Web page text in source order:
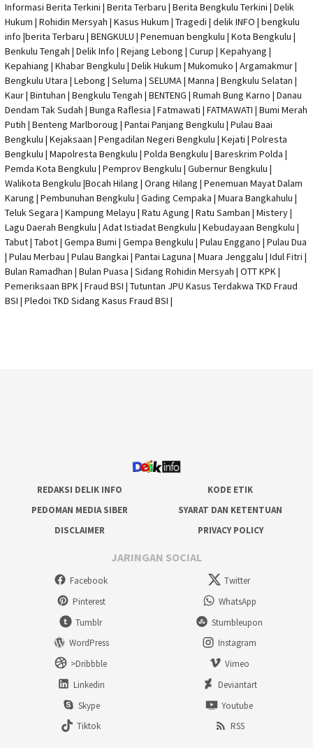
Informasi Berita Terkini | Berita Terbaru | Berita Bengkulu Terkini | Delik
Hukum | Rohidin Mersyah | Kasus Hukum | Tragedi | delik INFO | bengkulu
info |berita Terbaru | BENGKULU | Penemuan bengkulu | Kota Bengkulu |
Benkulu Tengah | Delik Info | Rejang Lebong | Curup | Kepahyang |
Kepahiang | Khabar Bengkulu | Delik Hukum | Mukomuko | Argamakmur |
Bengkulu Utara | Lebong | Seluma | SELUMA | Manna | Bengkulu Selatan |
Kaur | Bintuhan | Bengkulu Tengah | BENTENG | Rumah Bung Karno | Danau
Dendam Tak Sudah | Bunga Raflesia | Fatmawati | FATMAWATI | Bumi Merah
Putih | Benteng Marlboroug | Pantai Panjang Bengkulu | Pulau Baai
Bengkulu | Kejaksaan | Pengadilan Negeri Bengkulu | Kejati | Polresta
Bengkulu | Mapolresta Bengkulu | Polda Bengkulu | Bareskrim Polda |
Pemda Kota Bengkulu | Pemprov Bengkulu | Gubernur Bengkulu |
Walikota Bengkulu |Bocah Hilang | Orang Hilang | Penemuan Mayat Dalam
Karung | Pembunuhan Bengkulu | Gading Cempaka | Muara Bangkahulu |
Teluk Segara | Kampung Melayu | Ratu Agung | Ratu Samban | Mistery |
Lagu Daerah Bengkulu | Adat Istiadat Bengkulu | Kebudayaan Bengkulu |
Tabut | Tabot | Gempa Bumi | Gempa Bengkulu | Pulau Enggano | Pulau Dua
| Pulau Merbau | Pulau Bangkai | Pantai Laguna | Muara Jenggalu | Idul Fitri |
Bulan Ramadhan | Bulan Puasa | Sidang Rohidin Mersyah | OTT KPK|
Pemeriksaan BPK | Fraud BSI | Tutuntan JPU Kasus Terdakwa TKD Fraud
BSI | Pledoi TKD Sidang Kasus Fraud BSI |
REDAKSI DELIK INFO
KODE ETIK
PEDOMAN MEDIA SIBER
SYARAT DAN KETENTUAN
DISCLAIMER
PRIVACY POLICY
JARINGAN SOCIAL
Facebook
Twitter
Pinterest
WhatsApp
Tumblr
Stumbleupon
WordPress
Instagram
>Dribbble
Vimeo
Linkedin
Deviantart
Skype
Youtube
Tiktok
RSS